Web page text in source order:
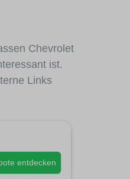
Chevrolet
ist.
Links
entdecken